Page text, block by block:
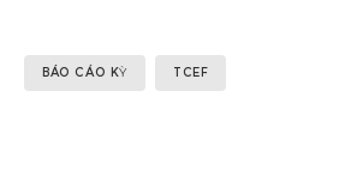
BÁO CÁO KỲ TCEF